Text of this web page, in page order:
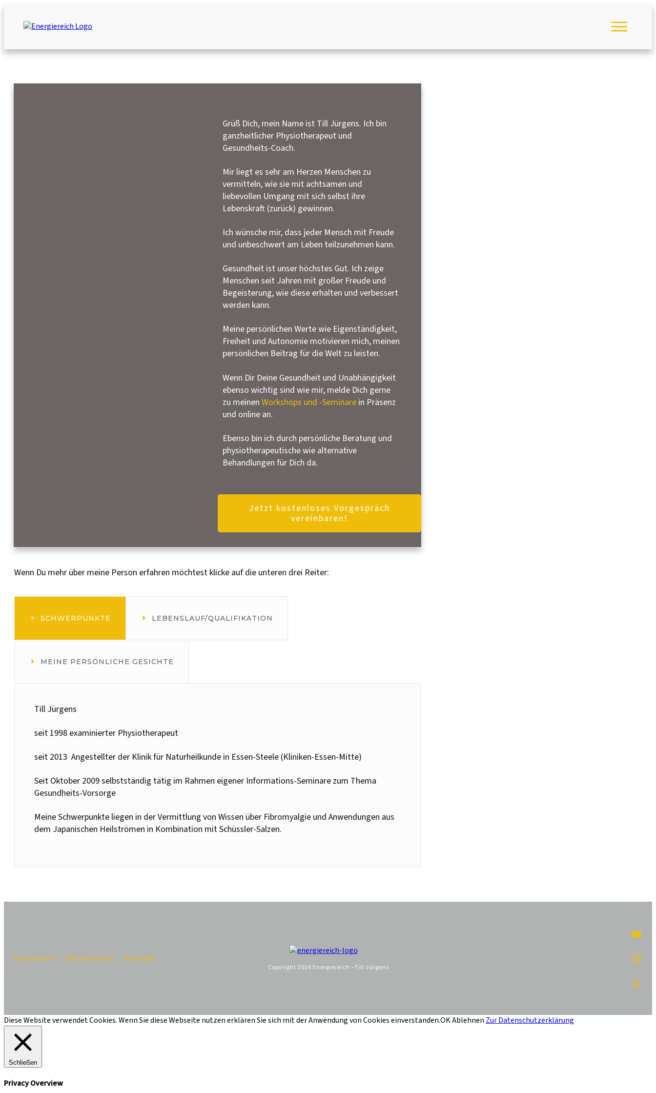
Grüß Dich, mein Name ist Till Jürgens. Ich bin
ganzheitlicher Physiotherapeut und
Gesundheits-Coach.
Mir liegt es sehr am Herzen Menschen zu
vermitteln, wie sie mit achtsamen und
liebevollen Umgang mit sich selbst ihre
Lebenskraft (zurück) gewinnen.
Ich wünsche mir, dass jeder Mensch mit Freude
und unbeschwert am Leben teilzunehmen kann.
Gesundheit ist unser höchstes Gut. Ich zeige
Menschen seit Jahren mit großer Freude und
Begeisterung, wie diese erhalten und verbessert
werden kann.
Meine persönlichen Werte wie Eigenständigkeit,
Freiheit und Autonomie motivieren mich, meinen
persönlichen Beitrag für die Welt zu leisten.
Wenn Dir Deine Gesundheit und Unabhängigkeit
ebenso wichtig sind wie mir, melde Dich gerne
zu meinen Workshops und -Seminarein Präsenz
und online an.
Ebenso bin ich durch persönliche Beratung und
physiotherapeutische wie alternative
Behandlungen für Dich da.
Jetzt kostenloses Vorgespräch
vereinbaren!
Wenn Du mehr über meine Person erfahren möchtest klicke auf die unteren drei Reiter:
SCHWERPUNKTE LEBENSLAUF/QUALIFIKATION
MEINE PERSÖNLICHE GESICHTE
Till Jürgens
seit 1998 examinierter Physiotherapeut
seit 2013 Angestellter der Klinik für Naturheilkunde in Essen-Steele (Kliniken-Essen-Mitte)
Seit Oktober 2009 selbstständig tätig im Rahmen eigener Informations-Seminare zum Thema
Gesundheits-Vorsorge
Meine Schwerpunkte liegen in der Vermittlung von Wissen über Fibromyalgie und Anwendungen aus
dem Japanischen Heilströmen in Kombination mit Schüssler-Salzen.
Impressum Datenschutz Kontakt
Copyright 2026 Energiereich –Till Jürgens
Diese Website verwendet Cookies. Wenn Sie diese Webseite nutzen erklären Sie sich mit der Anwendung von Cookies einverstanden.OKAblehnen Zur Datenschutzerklärung
Schließen
Privacy Overview